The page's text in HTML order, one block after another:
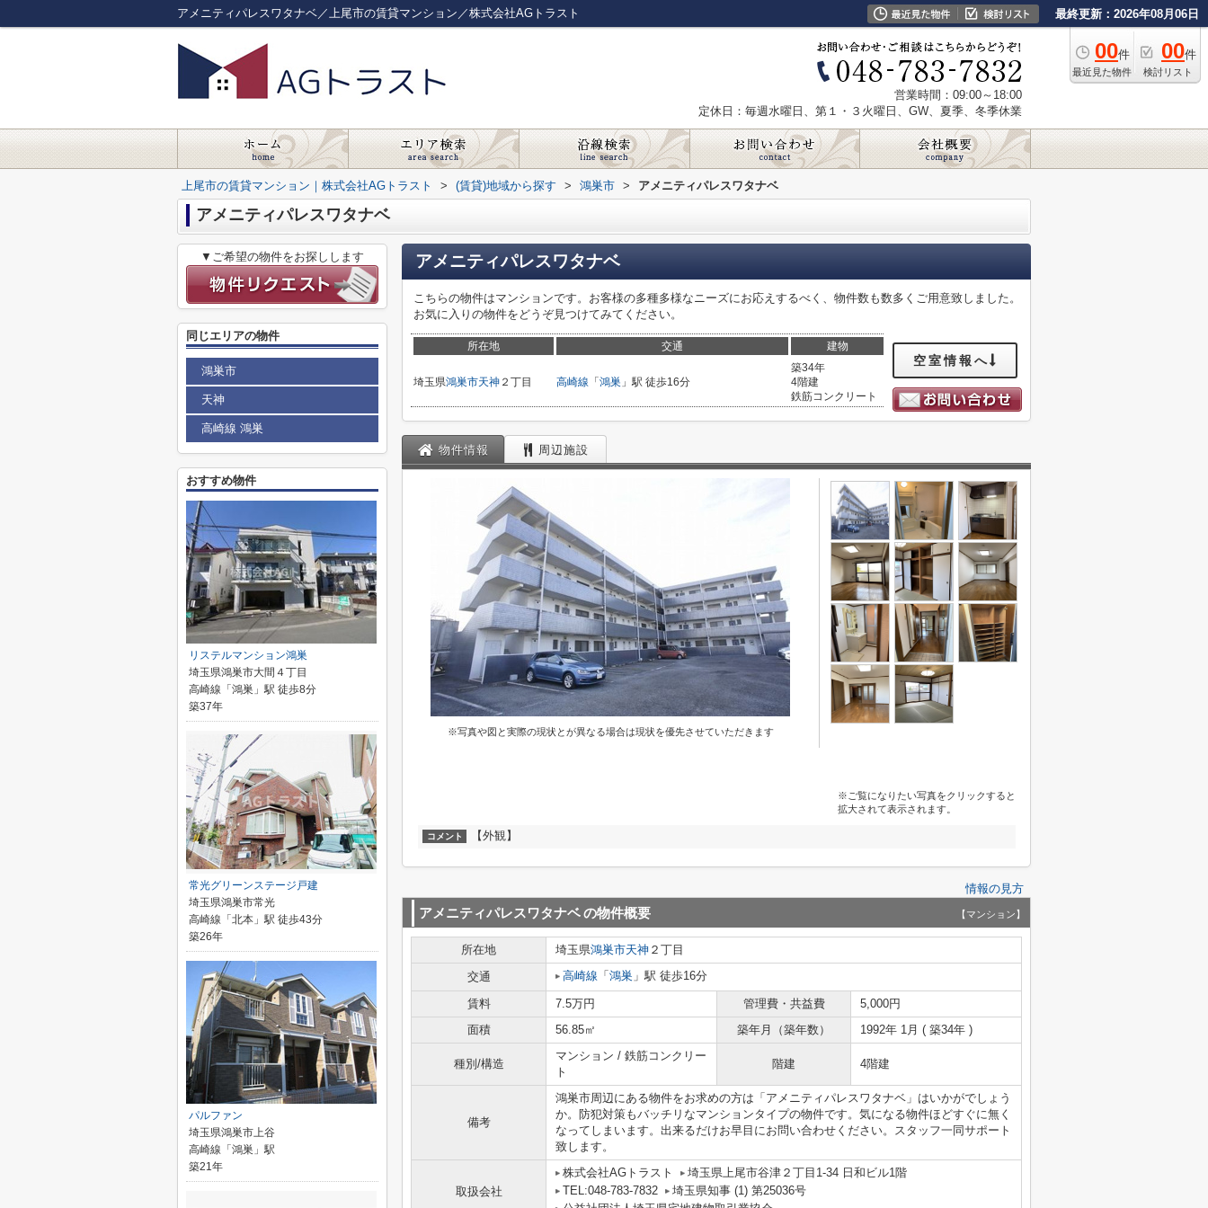
アメニティパレスワタナベ／上尾市の賃貸マンション／株式会社AGトラスト 最終更新：2026年08月06日
00件
最近見た物件
00件
検討リスト
営業時間：09:00～18:00
定休日：毎週水曜日、第１・３火曜日、GW、夏季、冬季休業
上尾市の賃貸マンション｜株式会社AGトラスト > (賃貸)地域から探す > 鴻巣市 > アメニティパレスワタナベ
アメニティパレスワタナベ
アメニティパレスワタナベ
こちらの物件はマンションです。お客様の多種多様なニーズにお応えするべく、物件数も数多くご用意致しました。
お気に入りの物件をどうぞ見つけてみてください。
所在地 交通 建物
埼玉県鴻巣市天神 ２丁目 高崎線 「 鴻巣 」駅 徒歩16分
築34年
4階建
鉄筋コンクリート
空室情報へ
物件情報 周辺施設
※写真や図と実際の現状とが異なる場合は現状を優先させていただきます
※ご覧になりたい写真をクリックすると
拡大されて表示されます。
コメント 【外観】
情報の見方
アメニティパレスワタナベの物件概要 【マンション】
所在地 埼玉県鴻巣市天神 ２丁目
交通
高崎線 「 鴻巣 」駅 徒歩16分
賃料 7.5万円 管理費・共益費
5,000円
面積
56.85㎡ 築年月（築年数） 1992年 1月 ( 築34年 )
種別/構造
マンション / 鉄筋コンクリー
ト
階建 4階建
備考
鴻巣市周辺にある物件をお求めの方は「アメニティパレスワタナベ」はいかがでしょう
か。防犯対策もバッチリなマンションタイプの物件です。気になる物件ほどすぐに無く
なってしまいます。出来るだけお早目にお問い合わせください。スタッフ一同サポート
致します。
取扱会社
株式会社AGトラスト
埼玉県上尾市谷津２丁目1-34 日和ビル1階
TEL:048-783-7832
埼玉県知事 (1) 第25036号
▼ご希望の物件をお探しします
同じエリアの物件
鴻巣市
天神
高崎線 鴻巣
おすすめ物件
リステルマンション鴻巣
埼玉県鴻巣市大間４丁目
高崎線「鴻巣」駅 徒歩8分
築37年
常光グリーンステージ戸建
埼玉県鴻巣市常光
高崎線「北本」駅 徒歩43分
築26年
パルファン
埼玉県鴻巣市上谷
高崎線「鴻巣」駅
築21年